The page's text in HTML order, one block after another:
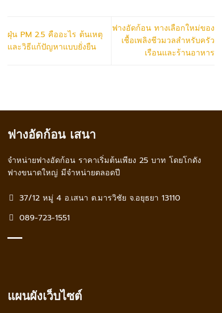
ฝุ่น PM 2.5 คืออะไร ต้นเหตุ
และวิธีแก้ปัญหาแบบยั่งยืน
ฟางอัดก้อน ทางเลือกใหม่ของ
เชื้อเพลิงชีวมวลสำหรับครัว
เรือนและร้านอาหาร
ฟางอัดก้อน เสนา
จำหน่ายฟางอัดก้อน ราคาเริ่มต้นเพียง 25 บาท โดยโกดัง
ฟางขนาดใหญ่ มีจำหน่ายตลอดปี
37/12 หมู่ 4 อ.เสนา ต.มารวิชัย จ.อยุธยา 13110
089-723-1551
แผนผังเว็บไซต์